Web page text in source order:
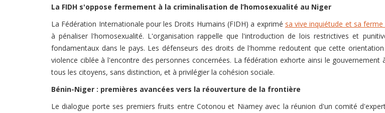
La FIDH s'oppose fermement à la criminalisation de l’homosexualité au Niger
La Fédération Internationale pour les Droits Humains (FIDH) a exprimé sa vive inquiétude et sa
à pénaliser l'homosexualité. L'organisation rappelle que l'introduction de lois restrictives et
fondamentaux dans le pays. Les défenseurs des droits de l'homme redoutent que cette
violence ciblée à l'encontre des personnes concernées. La fédération exhorte ainsi le
tous les citoyens, sans distinction, et à privilégier la cohésion sociale.
Bénin-Niger : premières avancées vers la réouverture de la frontière
Le dialogue porte ses premiers fruits entre Cotonou et Niamey avec la réunion d'un comité